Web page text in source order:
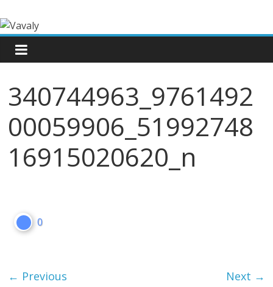
340744963_9761492
00059906_51992748
16915020620_n
0
← Previous Next →